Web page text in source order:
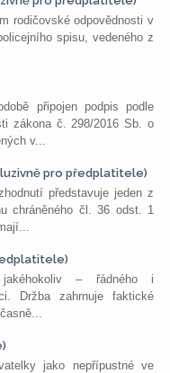
rodičovské odpovědnosti v
spisu, vedeného z
připojen podpis podle
zákona č. 298/2016 Sb. o
v...
pro předplatitele)
představuje jeden z
chráněného čl. 36 odst. 1
– řádného i
Držba zahrnuje faktické
jako nepřípustné ve